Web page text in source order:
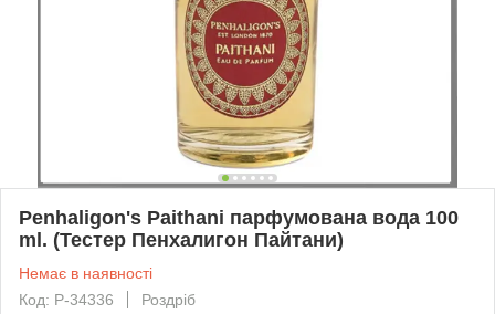
Penhaligon's Paithani парфумована вода 100
ml. (Тестер Пенхалигон Пайтани)
Немає в наявності
Код: P-34336
Роздріб